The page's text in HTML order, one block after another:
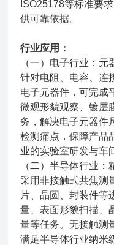
ISO25178等标准要
供可靠依据。
行业应用：
（一）电子行业：元
针对电阻、电容、连
电子元器件，可完成
微观形貌观察、镀层
务，解决电子元器件
检测痛点，保障产品
业的实验室研发与车
（二）半导体行业：
采用非接触式共焦测
片、晶圆、封装件等
量、表面形貌扫描、
量等任务。无接触测
满足半导体行业纳米